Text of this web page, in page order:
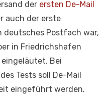
der ersten De-Mail
auch der erste
deutsches Postfach war,
in Friedrichshafen
Bei
Tests soll De-Mail
eingeführt werden.